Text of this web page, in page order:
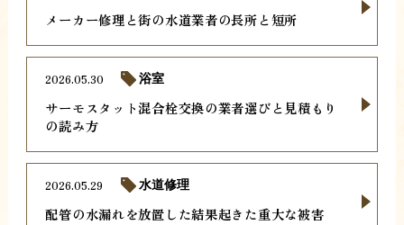
メーカー修理と街の水道業者の長所と短所
サーモスタット混合栓交換の業者選びと見積もり
の読み方
2026.05.30 浴室
配管の水漏れを放置した結果起きた重大な被害
2026.05.29 水道修理